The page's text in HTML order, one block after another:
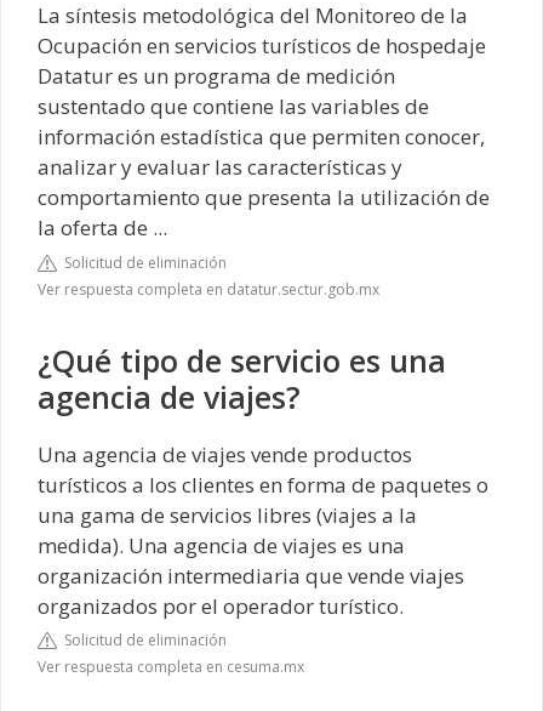
La síntesis metodológica del Monitoreo de la
Ocupación en servicios turísticos de hospedaje
Datatur​ es un programa de medición
sustentado que contiene las variables de
información estadística que permiten conocer,
analizar y evaluar las características y
comportamiento que presenta la utilización de
la oferta de ...
Solicitud de eliminación
Ver respuesta completa en datatur.sectur.gob.mx
¿Qué tipo de servicio es una
agencia de viajes?
Una agencia de viajes vende productos
turísticos a los clientes en forma de paquetes o
una gama de servicios libres (viajes a la
medida). Una agencia de viajes es una
organización intermediaria que vende viajes
organizados por el operador turístico.
Solicitud de eliminación
Ver respuesta completa en cesuma.mx